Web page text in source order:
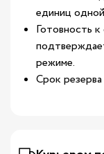
единиц
Готовность к
режиме.
Срок